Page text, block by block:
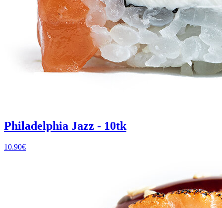
Philadelphia Jazz - 10tk
10.90€